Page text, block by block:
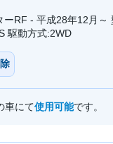
RF - 平成28年12月～
駆動方式:2WD
車にて使用可能です。